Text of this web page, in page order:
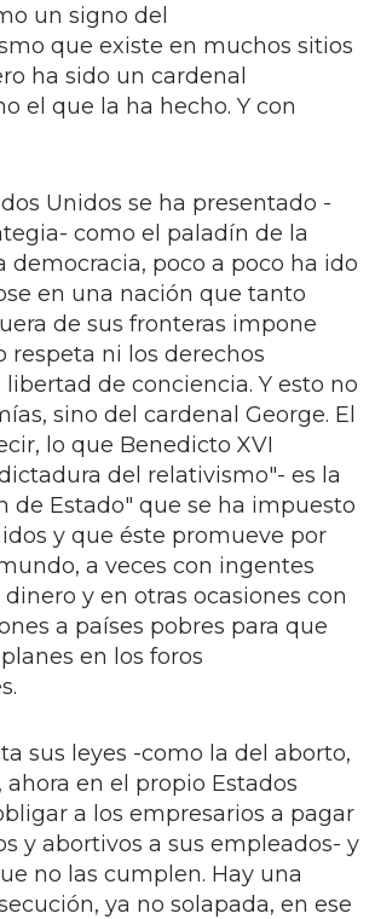
un signo del
que existe en muchos sitios
ha sido un cardenal
el que la ha hecho. Y con
Unidos se ha presentado -
como el paladín de la
democracia, poco a poco ha ido
en una nación que tanto
de sus fronteras impone
respeta ni los derechos
de conciencia. Y esto no
sino del cardenal George. El
lo que Benedicto XVI
del relativismo"- es la
de Estado" que se ha impuesto
y que éste promueve por
a veces con ingentes
y en otras ocasiones con
a países pobres para que
en los foros
sus leyes -como la del aborto,
ahora en el propio Estados
a los empresarios a pagar
y abortivos a sus empleados- y
no las cumplen. Hay una
ya no solapada, en ese